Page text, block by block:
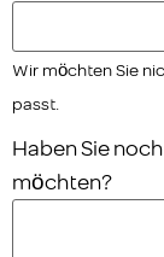
Wir möchten Sie
passt.
Haben Sie
möchten?